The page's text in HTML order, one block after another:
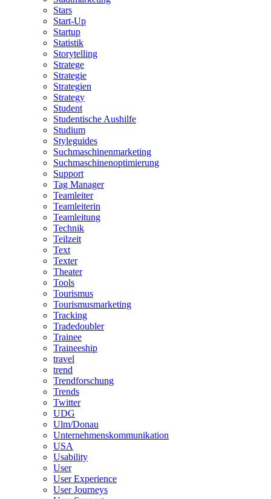
Stars
Start-Up
Startup
Statistik
Storytelling
Stratege
Strategie
Strategien
Strategy
Student
Studentische Aushilfe
Studium
Styleguides
Suchmaschinenmarketing
Suchmaschinenoptimierung
Support
Tag Manager
Teamleiter
Teamleiterin
Teamleitung
Technik
Teilzeit
Text
Texter
Theater
Tools
Tourismus
Tourismusmarketing
Tracking
Tradedoubler
Trainee
Traineeship
travel
trend
Trendforschung
Trends
Twitter
UDG
Ulm/Donau
Unternehmenskommunikation
USA
Usability
User
User Experience
User Journeys